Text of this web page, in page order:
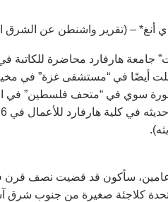
أنغ* – (تقرير واشنطن عن الشرق
جامعة هارفارد محاضرة للكاتبة
سوي في “متحف فلسطين” في
سأكون قد قضيت نصف قرن في
كلاجئة صغيرة من جنوب شرق